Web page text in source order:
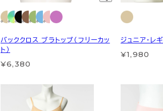
バッククロス ブラトップ（フリーカッ
ト）
¥6,380
ジュニア・レ
¥1,980